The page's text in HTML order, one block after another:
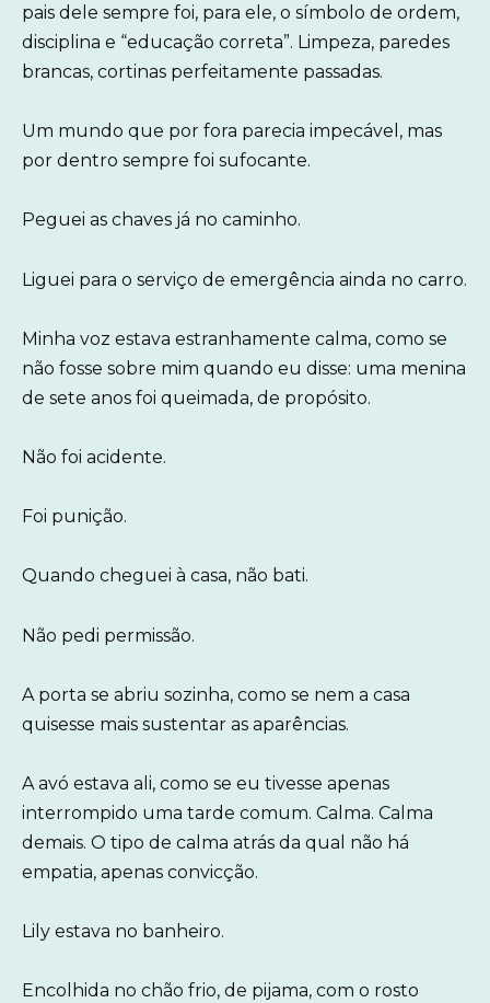
pais dele sempre foi, para ele, o símbolo de ordem,
disciplina e “educação correta”. Limpeza, paredes
brancas, cortinas perfeitamente passadas.
Um mundo que por fora parecia impecável, mas
por dentro sempre foi sufocante.
Peguei as chaves já no caminho.
Liguei para o serviço de emergência ainda no carro.
Minha voz estava estranhamente calma, como se
não fosse sobre mim quando eu disse: uma menina
de sete anos foi queimada, de propósito.
Não foi acidente.
Foi punição.
Quando cheguei à casa, não bati.
Não pedi permissão.
A porta se abriu sozinha, como se nem a casa
quisesse mais sustentar as aparências.
A avó estava ali, como se eu tivesse apenas
interrompido uma tarde comum. Calma. Calma
demais. O tipo de calma atrás da qual não há
empatia, apenas convicção.
Lily estava no banheiro.
Encolhida no chão frio, de pijama, com o rosto